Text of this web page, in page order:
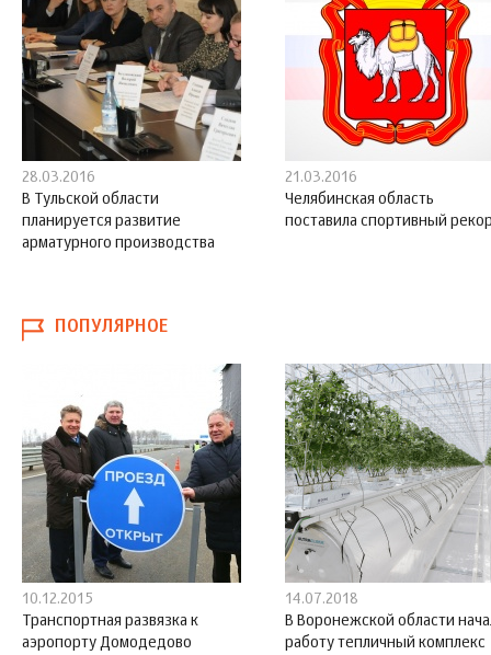
28.03.2016
В Тульской области
планируется развитие
арматурного производства
21.03.2016
Челябинская область
поставила спортивный
ПОПУЛЯРНОЕ
10.12.2015
Транспортная развязка к
аэропорту Домодедово
14.07.2018
В Воронежской области
работу тепличный комплекс